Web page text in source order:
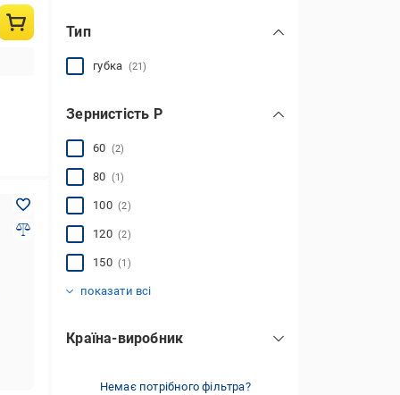
Тип
губка (21)
Зернистість Р
60 (2)
80 (1)
100(2)
120(2)
150(1)
показати всі
Країна-виробник
Немає потрібного фільтра?